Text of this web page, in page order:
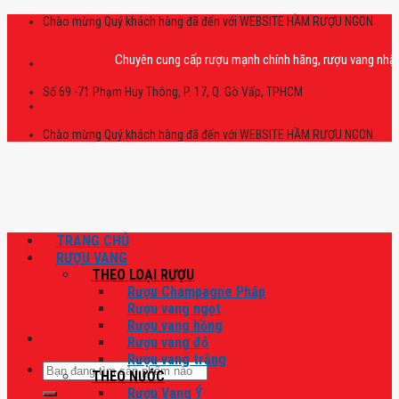
Skip
Chào mừng Quý khách hàng đã đến với WEBSITE HẦM RƯỢU NGON
Chuyên cung cấp rượu mạnh chính hãng, rượu vang nhập
Số 69 -71 Phạm Huy Thông, P. 17, Q. Gò Vấp, TPHCM
Chào mừng Quý khách hàng đã đến với WEBSITE HẦM RƯỢU NGON
Tìm
kiếm:
TRANG CHỦ
RƯỢU VANG
THEO LOẠI RƯỢU
Rượu Champagne Pháp
Rượu vang ngọt
Rượu vang hồng
Rượu vang đỏ
Rượu vang trắng
THEO NƯỚC
Rượu Vang Ý